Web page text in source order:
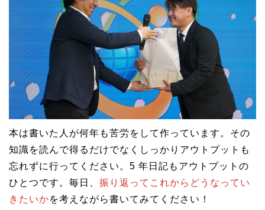
本は書いた人が何年も苦労をして作っています。その
知識を読んで得るだけでなくしっかりアウトプットも
忘れずに行ってください。5 年日記もアウトプットの
ひとつです。毎日、 振り返ってこれからどうなってい
きたいかを考えながら書いてみてください！